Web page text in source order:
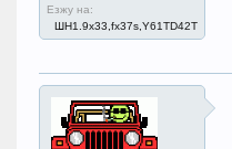
Езжу на:
ШН1.9x33,fx37s,Y61TD42T